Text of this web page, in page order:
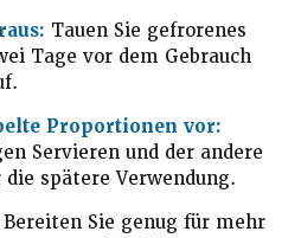
Tauen Sie gefrorenes
Tage vor dem Gebrauch
Proportionen vor:
Servieren und der andere
spätere Verwendung.
Bereiten Sie genug für mehr